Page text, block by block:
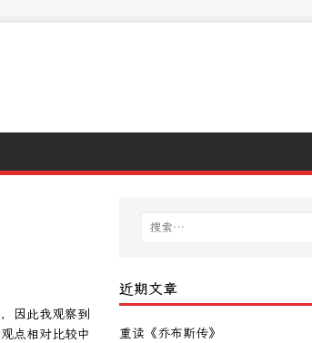
因此我观察到
点相对比较中
近期文章
重读《乔布斯传》